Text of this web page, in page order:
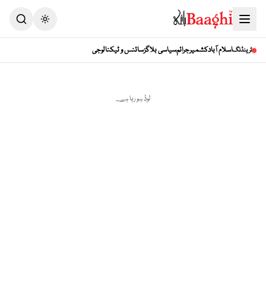
Toggle theme
ٹرینڈنگاسلام آبادکشمیرجرائمسیاسی بلاگزسائنس و ٹیکنالوجی
لوڈ ہو رہا ہے...